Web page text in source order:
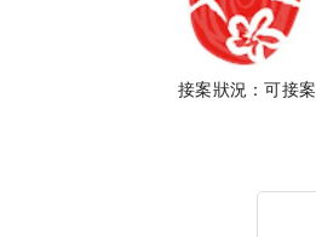
接案狀況：可接案